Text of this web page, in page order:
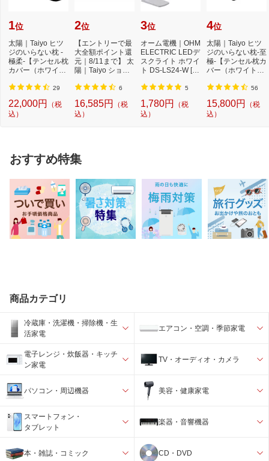
1位
太陽｜Taiyo ヒツ
ジのいらない枕 -
極柔-【テンセル枕
カバー（ホワイ
29
22,000円
（税
込）
2位
【エントリーで最
大全額ポイント還
元｜8/11まで】 太
陽｜Taiyo ショー
6
16,585円
（税
込）
3位
オーム電機｜OHM
ELECTRIC LEDデ
スクライト ホワイ
ト DS-LS24-W [L
24...
5
1,780円
（税
込）
4位
太陽｜Taiyo ヒツ
ジのいらない枕-至
極-【テンセル枕カ
バー（ホワイト）
56
15,800円
（税
込）
おすすめ特集
商品カテゴリ
冷蔵庫・洗濯機・掃除機・生
活家電
エアコン・空調・季節家電
電子レンジ・炊飯器・キッチ
ン家電
TV・オーディオ・カメラ
パソコン・周辺機器 美容・健康家電
スマートフォン・
タブレット
楽器・音響機器
本・雑誌・コミック CD・DVD